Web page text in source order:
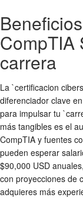
CompTIA
carrera
La `certificacion
diferenciador clave
para impulsar tu
más tangibles es el
CompTIA y fuentes
pueden esperar
$90,000 USD
con proyecciones de
adquieres más